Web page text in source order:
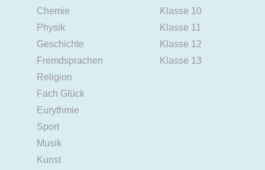
Chemie
Physik
Geschichte
Fremdsprachen
Religion
Fach Glück
Eurythmie
Sport
Musik
Kunst
Klasse 10
Klasse 11
Klasse 12
Klasse 13